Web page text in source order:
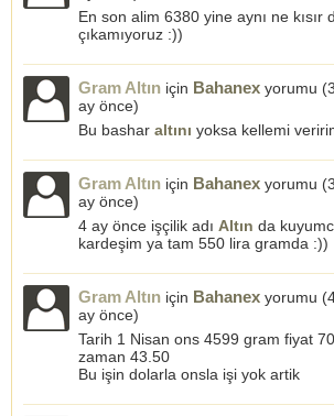
En son alim 6380 yine aynı ne kısır
çıkamıyoruz :))
Gram Altın için Bahanex yorumu (3
ay önce)
Bu bashar altını yoksa kellemi
Gram Altın için Bahanex yorumu (3
ay önce)
4 ay önce işçilik adı Altın da
kardeşim ya tam 550 lira gramda :))
Gram Altın için Bahanex yorumu (
ay önce)
Tarih 1 Nisan ons 4599 gram fiyat
zaman 43.50
Bu işin dolarla onsla işi yok artik